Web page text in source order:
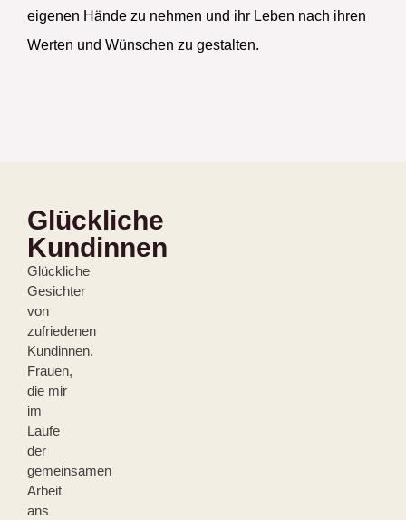
eigenen Hände zu nehmen und ihr Leben nach ihren
Werten und Wünschen zu gestalten.
Glückliche
Kundinnen
Glückliche
Gesichter
von
zufriedenen
Kundinnen.
Frauen,
die mir
im
Laufe
der
gemeinsamen
Arbeit
ans